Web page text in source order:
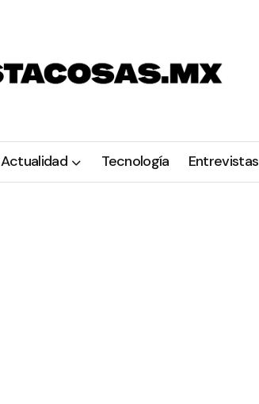
Actualidad Tecnología Entrevistas